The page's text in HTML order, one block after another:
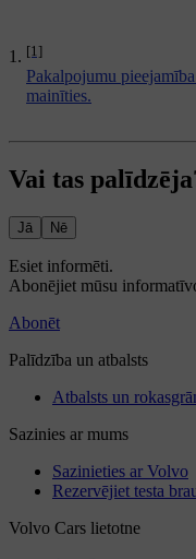
[1]
Pakalpojumu
mainīties.
Vai tas
Jā Nē